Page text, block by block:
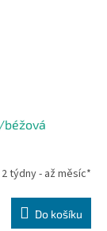
2 týdny - až měsíc*
Do košíku